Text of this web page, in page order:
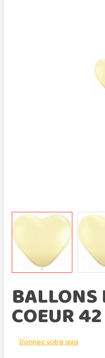
BALLONS
COEUR
Donnez votre avis